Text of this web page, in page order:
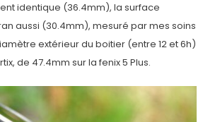
identique (36.4mm), la surface
aussi (30.4mm), mesuré par mes soins
extérieur du boitier (entre 12 et 6h)
de 47.4mm sur la fenix 5 Plus.